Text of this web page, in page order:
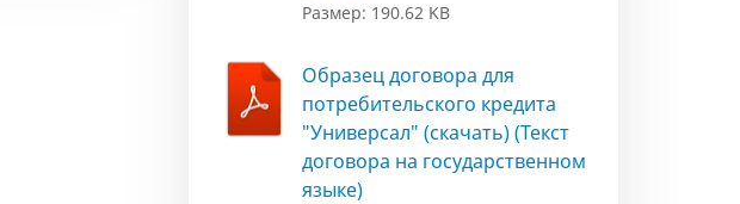
Размер: 190.62 KB
Образец договора для
потребительского кредита
"Универсал" (скачать) (Текст
договора на государственном
языке)